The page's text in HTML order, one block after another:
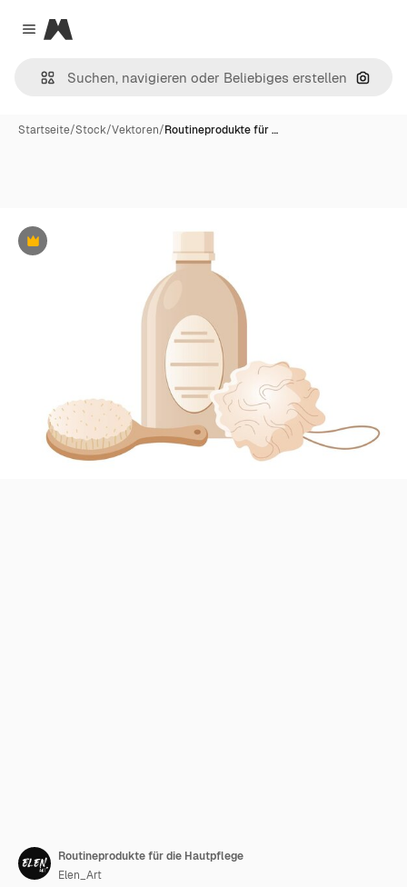
Close menu
Magnific
Nach
Startseite/Stock/Vektoren/Routineprodukte für …
Premium
Routineprodukte für die Hautpflege
Elen_Art